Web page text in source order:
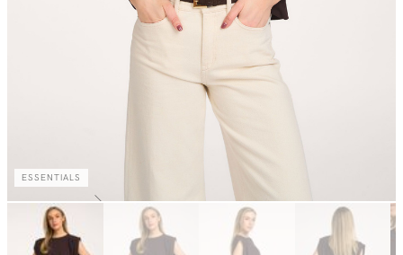
ESSENTIALS